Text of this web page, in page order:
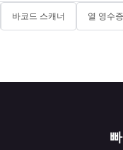
바코드 스캐너 열 영수